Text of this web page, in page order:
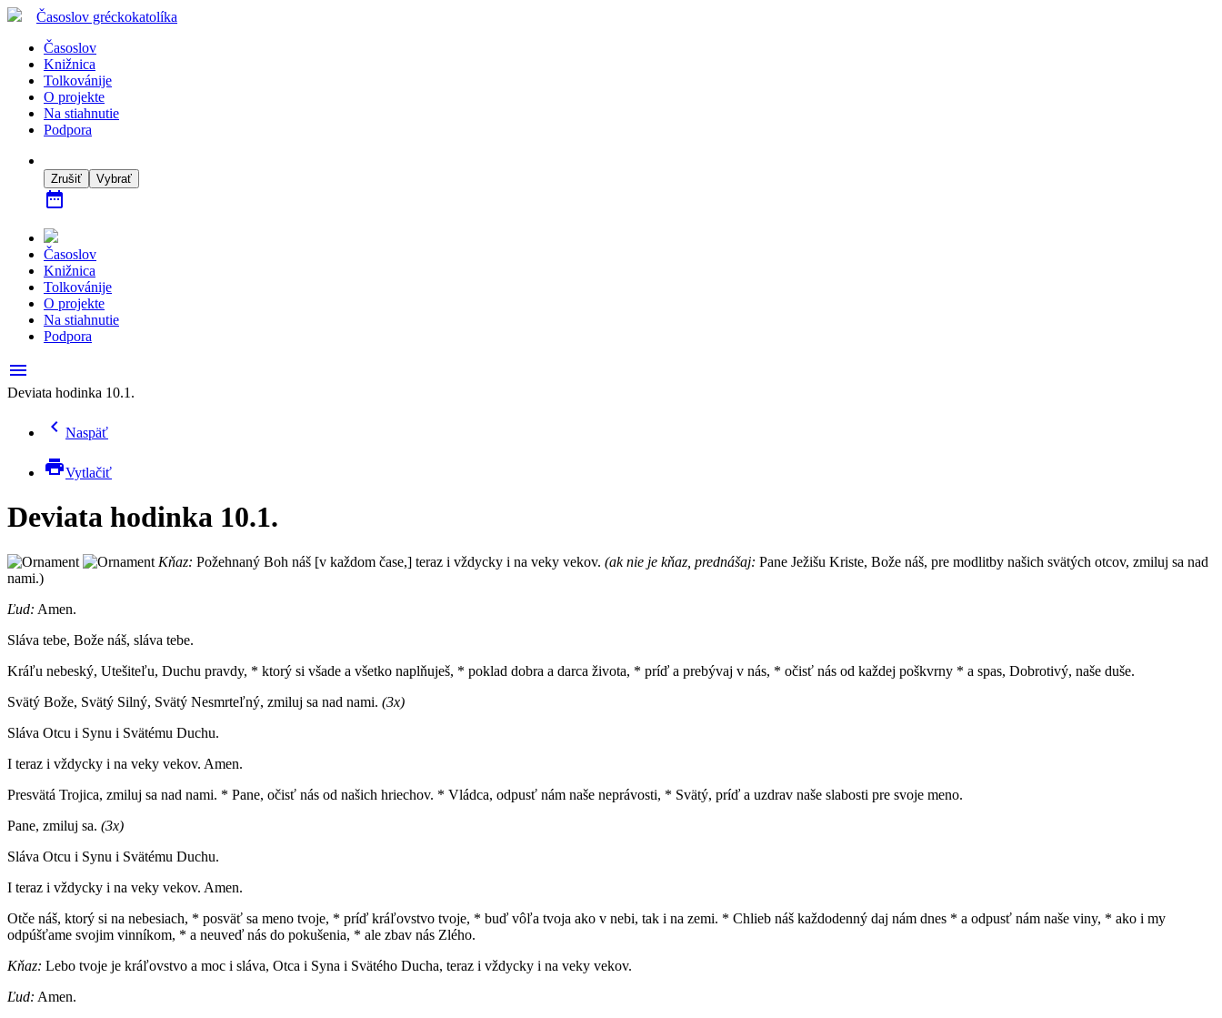
Časoslov gréckokatolíka
Časoslov
Knižnica
Tolkovánije
O projekte
Na stiahnutie
Podpora
Zrušiť Vybrať
date_range
Časoslov
Knižnica
Tolkovánije
O projekte
Na stiahnutie
Podpora
menu
Deviata hodinka 10.1.
chevron_left Naspäť
printVytlačiť
Deviata hodinka 10.1.
Kňaz: Požehnaný Boh náš [v každom čase,] teraz i vždycky i na veky vekov. (ak nie je kňaz, prednášaj: Pane Ježišu Kriste, Bože náš, pre modlitby našich svätých otcov, zmiluj sa nad
nami.)
Ľud: Amen.
Sláva tebe, Bože náš, sláva tebe.
Kráľu nebeský, Utešiteľu, Duchu pravdy, * ktorý si všade a všetko naplňuješ, * poklad dobra a darca života, * príď a prebývaj v nás, * očisť nás od každej poškvrny * a spas, Dobrotivý, naše duše.
Svätý Bože, Svätý Silný, Svätý Nesmrteľný, zmiluj sa nad nami. (3x)
Sláva Otcu i Synu i Svätému Duchu.
I teraz i vždycky i na veky vekov. Amen.
Presvätá Trojica, zmiluj sa nad nami. * Pane, očisť nás od našich hriechov. * Vládca, odpusť nám naše neprávosti, * Svätý, príď a uzdrav naše slabosti pre svoje meno.
Pane, zmiluj sa. (3x)
Sláva Otcu i Synu i Svätému Duchu.
I teraz i vždycky i na veky vekov. Amen.
Otče náš, ktorý si na nebesiach, * posväť sa meno tvoje, * príď kráľovstvo tvoje, * buď vôľa tvoja ako v nebi, tak i na zemi. * Chlieb náš každodenný daj nám dnes * a odpusť nám naše viny, * ako i my
odpúšťame svojim vinníkom, * a neuveď nás do pokušenia, * ale zbav nás Zlého.
Kňaz: Lebo tvoje je kráľovstvo a moc i sláva, Otca i Syna i Svätého Ducha, teraz i vždycky i na veky vekov.
Ľud: Amen.